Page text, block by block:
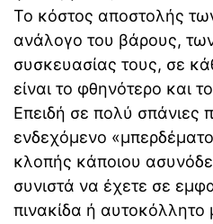
Το κόστος αποστολής
ανάλογο του βάρους,
συσκευασίας τους, σε
είναι το φθηνότερο και
Επειδή σε πολύ σπάνιες
ενδεχόμενο
κλοπής κάποιου
συνιστά να έχετε σε
πινακίδα ή αυτοκόλλητο